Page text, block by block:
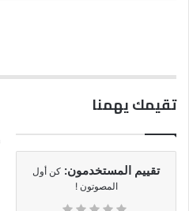
تقيمك يهمنا
تقييم المستخدمون: كن أول
المصوتون !